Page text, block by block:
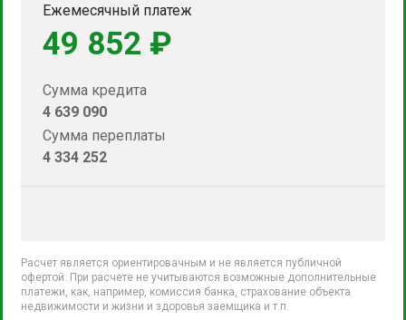
Ежемесячный платеж
49 852 ₽
Сумма кредита
4 639 090
Сумма переплаты
4 334 252
Расчет является ориентировачным и не является публичной
офертой. При расчете не учитываются возможные дополнительные
платежи, как, например, комиссия банка, страхование объекта
недвижимости и жизни и здоровья заемщика и т.п.